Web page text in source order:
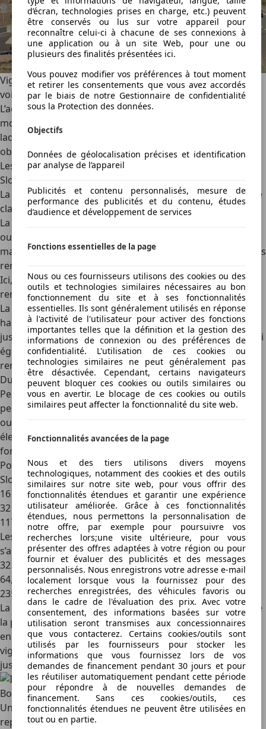
d’écran, technologies prises en charge, etc.) peuvent
être conservés ou lus sur votre appareil pour
reconnaître celui-ci à chacune de ses connexions à
une application ou à un site Web, pour une ou
plusieurs des finalités présentées ici.
Vous pouvez modifier vos préférences à tout moment
et retirer les consentements que vous avez accordés
par le biais de notre Gestionnaire de confidentialité
sous la Protection des données.
Objectifs
Données de géolocalisation précises et identification
par analyse de l’appareil
Publicités et contenu personnalisés, mesure de
performance des publicités et du contenu, études
d’audience et développement de services
Fonctions essentielles de la page
Nous ou ces fournisseurs utilisons des cookies ou des
outils et technologies similaires nécessaires au bon
fonctionnement du site et à ses fonctionnalités
essentielles. Ils sont généralement utilisés en réponse
à l'activité de l'utilisateur pour activer des fonctions
importantes telles que la définition et la gestion des
informations de connexion ou des préférences de
confidentialité. L'utilisation de ces cookies ou
technologies similaires ne peut généralement pas
être désactivée. Cependant, certains navigateurs
peuvent bloquer ces cookies ou outils similaires ou
vous en avertir. Le blocage de ces cookies ou outils
similaires peut affecter la fonctionnalité du site web.
Fonctionnalités avancées de la page
Nous et des tiers utilisons divers moyens
technologiques, notamment des cookies et des outils
similaires sur notre site web, pour vous offrir des
fonctionnalités étendues et garantir une expérience
utilisateur améliorée. Grâce à ces fonctionnalités
étendues, nous permettons la personnalisation de
notre offre, par exemple pour poursuivre vos
recherches lors;une visite ultérieure, pour vous
présenter des offres adaptées à votre région ou pour
fournir et évaluer des publicités et des messages
personnalisés. Nous enregistrons votre adresse e-mail
localement lorsque vous la fournissez pour des
recherches enregistrées, des véhicules favoris ou
dans le cadre de l'évaluation des prix. Avec votre
consentement, des informations basées sur votre
utilisation seront transmises aux concessionnaires
que vous contacterez. Certains cookies/outils sont
utilisés par les fournisseurs pour stocker les
informations que vous fournissez lors de vos
demandes de financement pendant 30 jours et pour
les réutiliser automatiquement pendant cette période
pour répondre à de nouvelles demandes de
financement. Sans ces cookies/outils, ces
fonctionnalités étendues ne peuvent être utilisées en
tout ou en partie.
Vignettes électroniques en Slovénie : catégories de
voitures, durées et prix
L’achat de vignetteen Slovénie est fonction de plusieurs
modalités dont la catégorie du véhicule et la durée pour
laquelle l’acheteur a besoin de ce laissez-passer
obligatoire.
Les catégories de véhicule concernées par la vignette en
Slovénie
La vignette en Slovénie est obligatoire pour les voitures de
classes 2A et 2B:
La classe 2A regroupe les véhicules d’une taille inférieure
ou égale à 1,30 m mesuré à l’essieu avant, avec une masse
maximale autorisée (MMA) jusqu’à 3,5 tonnes, avec ou sans
remorque ou caravane comme la Aston Martin Vantage.
Ici, la vignette de la voiture vaut pour la caravane ou la
remorque.
La classe 2B regroupe les voitures de plus de 1,30 m de
hauteur mesuré à l’essieu avant, avec une MMA allant
jusqu’à 3,5 tonnes, avec ou sans remorque ou caravane. Ici
également, la vignette du véhicule tracteur vaut pour la
remorque ou la caravane.
Durées et prix des vignettes numériques slovènes
Peu importe la classe de leurs voitures, les automobilistes
peuvent acheter unevignette hebdomadaire, mensuelle
ou annuelle
électroniques en Slovénie. Leprix de la vignette
fonction de la catégorie de l’automobile.
Pour une voiture classée 2A, le coût de la vignette en
Slovénie est de :
16 euros pour une vignette hebdomadaire ;
32 euros pour une vignette mensuelle ;
117,50 euros pour une vignette annuelle.
Les propriétaires de voitures classées 2B devront
s’acquitter d’une somme de :
32 euros pour une vignette hebdomadaire ;
64,10 euros pour une vignette mensuelle ;
235 euros pour une vignette annuelle.
La vignette en Slovénie est valable jusqu’au dernier jour de
la période choisie à 23h59. Quant aux vignettes annuelles
en Slovénie, elles sont valides une année pleine. Ainsi, une
vignette annuelle achetée le 12 avril 2024 est valable
jusqu’au 12 avril 2025 à 23h59.
Bon à savoir
Un automobiliste qui arrive en Slovénie le samedi pour
repartir le samedi suivant doit acheter une vignette d’un